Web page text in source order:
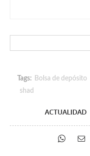
Tags: Bolsa de depósito
shad
ACTUALIDAD